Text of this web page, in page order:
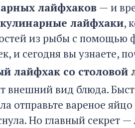
лайфхаков — и
кулинарные лайфхаки,
из рыбы с помощью
и сегодня вы узнаете,
лайфхак со столовой
внешний вид блюда.
отправьте вареное
Но главный секрет